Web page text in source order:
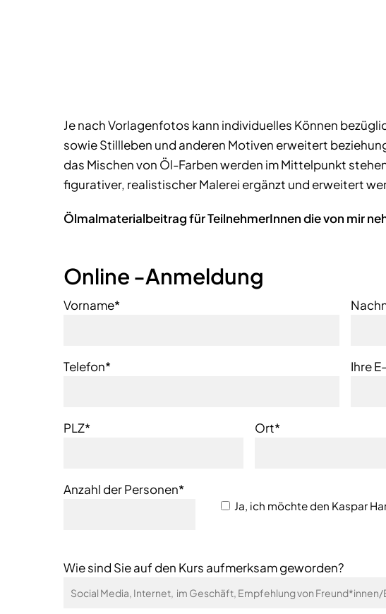
Je nach Vorlagenfotos kann individuelles Können
sowie Stillleben und anderen Motiven erweitert
das Mischen von Öl-Farben werden im Mittelpunkt
figurativer, realistischer Malerei ergänzt und erweitert
Ölmalmaterialbeitrag für TeilnehmerInnen die von mir
Online -Anmeldung
Vorname*
Telefon* Ihre
PLZ* Ort*
Anzahl der Personen*
Ja, ich möchte den Kaspar
Wie sind Sie auf den Kurs aufmerksam geworden?